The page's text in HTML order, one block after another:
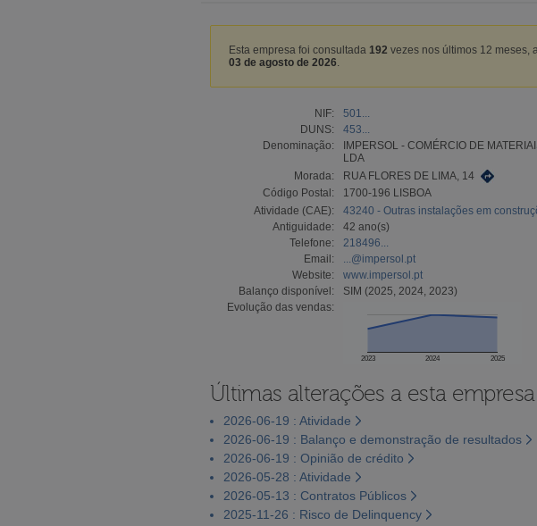
Esta empresa foi consultada 192 vezes nos últimos 12 meses,
03 de agosto de 2026
NIF:
501...
DUNS:
453...
Denominação:
IMPERSOL - COMÉRCIO DE
LDA
Morada:
RUA FLORES DE LIMA, 14
Código Postal:
1700-196 LISBOA
Atividade (CAE):
43240 - Outras instalações em
Antiguidade:
42 ano(s)
Telefone:
218496...
Email:
...@impersol.pt
Website:
www.impersol.pt
Balanço disponível:
SIM (2025, 2024, 2023)
Evolução das vendas:
2023 2024 2025
Últimas alterações a esta empresa
2026-06-19 : Atividade
2026-06-19 : Balanço e demonstração de resultados
2026-06-19 : Opinião de crédito
2026-05-28 : Atividade
2026-05-13 : Contratos Públicos
2025-11-26 : Risco de Delinquency